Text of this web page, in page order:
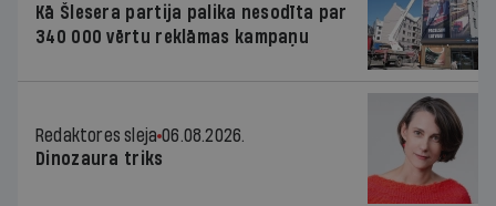
Kā Šlesera partija palika nesodīta par
340 000 vērtu reklāmas kampaņu
Redaktores sleja 06.08.2026.
Dinozaura triks